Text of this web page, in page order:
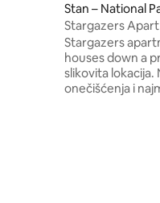
Stan – National
Stargazers
National Park
Stargazers
houses down a
slikovita lokacija. Nema buke, svjetlosnog
onečišćenja i